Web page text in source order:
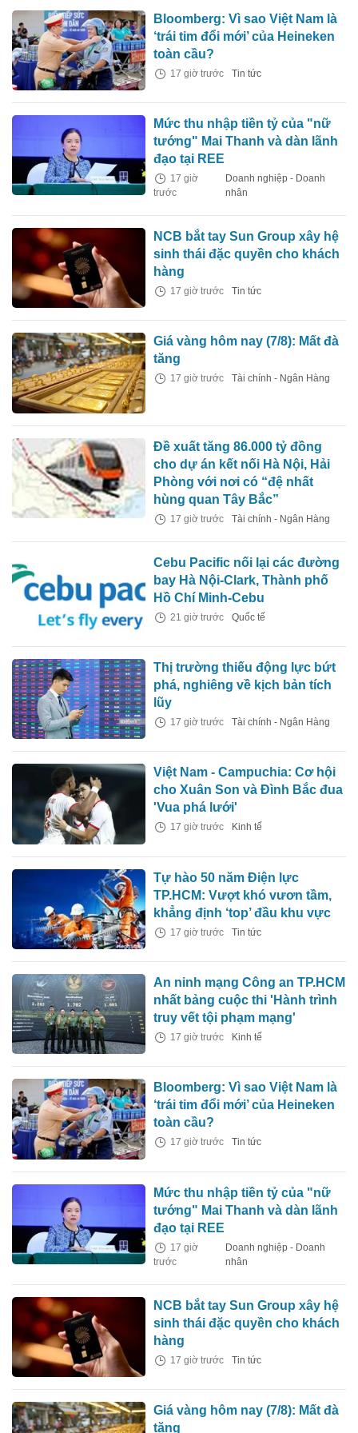
Bloomberg: Vì sao Việt Nam là
‘trái tim đổi mới’ của Heineken
toàn cầu?
17 giờ trước Tin tức
Mức thu nhập tiền tỷ của "nữ
tướng" Mai Thanh và dàn lãnh
đạo tại REE
17 giờ
trước
Doanh nghiệp - Doanh
nhân
NCB bắt tay Sun Group xây hệ
sinh thái đặc quyền cho khách
hàng
17 giờ trước Tin tức
Giá vàng hôm nay (7/8): Mất đà
tăng
17 giờ trước Tài chính - Ngân Hàng
Đề xuất tăng 86.000 tỷ đồng
cho dự án kết nối Hà Nội, Hải
Phòng với nơi có “đệ nhất
hùng quan Tây Bắc”
17 giờ trước Tài chính - Ngân Hàng
Cebu Pacific nối lại các đường
bay Hà Nội-Clark, Thành phố
Hồ Chí Minh-Cebu
21 giờ trước Quốc tế
Thị trường thiếu động lực bứt
phá, nghiêng về kịch bản tích
lũy
17 giờ trước Tài chính - Ngân Hàng
Việt Nam - Campuchia: Cơ hội
cho Xuân Son và Đình Bắc đua
'Vua phá lưới'
17 giờ trước Kinh tế
Tự hào 50 năm Điện lực
TP.HCM: Vượt khó vươn tầm,
khẳng định ‘top’ đầu khu vực
17 giờ trước Tin tức
An ninh mạng Công an TP.HCM
nhất bảng cuộc thi 'Hành trình
truy vết tội phạm mạng'
17 giờ trước Kinh tế
Bloomberg: Vì sao Việt Nam là
‘trái tim đổi mới’ của Heineken
toàn cầu?
17 giờ trước Tin tức
Mức thu nhập tiền tỷ của "nữ
tướng" Mai Thanh và dàn lãnh
đạo tại REE
17 giờ
trước
Doanh nghiệp - Doanh
nhân
NCB bắt tay Sun Group xây hệ
sinh thái đặc quyền cho khách
hàng
17 giờ trước Tin tức
Giá vàng hôm nay (7/8): Mất đà
tăng